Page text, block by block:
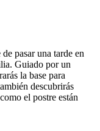
pasar una tarde en
Guiado por un
la base para
descubrirás
el postre están